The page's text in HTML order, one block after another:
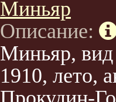
Миньяр
Описание:
Миньяр,
1910, лето,